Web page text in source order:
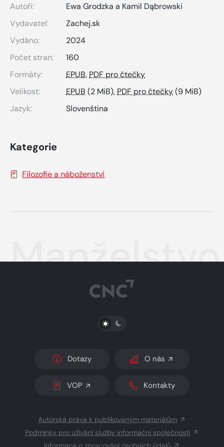
Autoři:
Ewa Grodzka a Kamil Dąbrowski
Vydavatel:
Zachej.sk
Vydáno:
2024
Počet stran:
160
Formáty:
EPUB, PDF pro čtečky
Velikost:
EPUB (2 MiB), PDF pro čtečky(9 MiB)
Jazyk:
Slovenština
Kategorie
Filozofie a náboženství
PŘEPNOUT SVĚTLÝ/TMAVÝ REŽIM
Dotazy O nás
VOP Kontakty
Autorská práva k publikovaným materiálům
Podmínky pro užívání služby informační společnosti